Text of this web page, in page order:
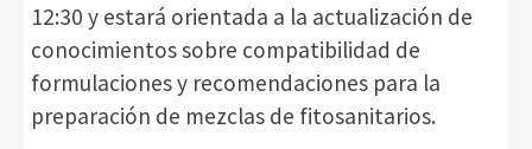
12:30 y estará orientada a la actualización de
conocimientos sobre compatibilidad de
formulaciones y recomendaciones para la
preparación de mezclas de fitosanitarios.